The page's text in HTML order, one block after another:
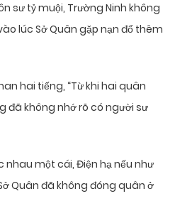
sư tỷ muội, Trường Ninh không
lúc Sở Quân gặp nạn đổ thêm
hai tiếng, “Từ khi hai quân
đã không nhớ rõ có người sư
nhau một cái, Điện hạ nếu như
Quân đã không đóng quân ở